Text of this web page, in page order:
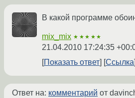
В какой программе
mix_mix ★★★★★
21.04.2010 17:24:35
Показать ответ
Ссылка
Ответ на: комментарий от